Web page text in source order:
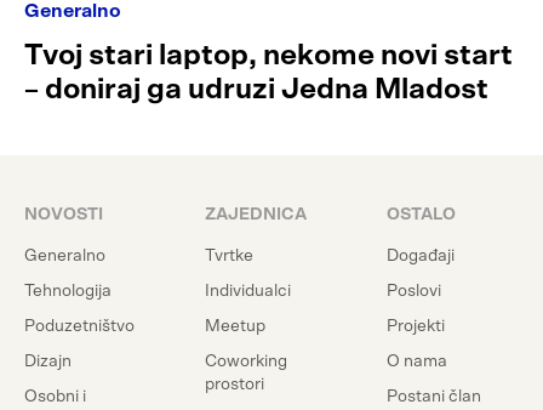
Generalno
Tvoj stari laptop, nekome novi start
– doniraj ga udruzi Jedna Mladost
NOVOSTI
Generalno
Tehnologija
Poduzetništvo
Dizajn
Osobni i
ZAJEDNICA
Tvrtke
Individualci
Meetup
Coworking
prostori
OSTALO
Događaji
Poslovi
Projekti
O nama
Postani član